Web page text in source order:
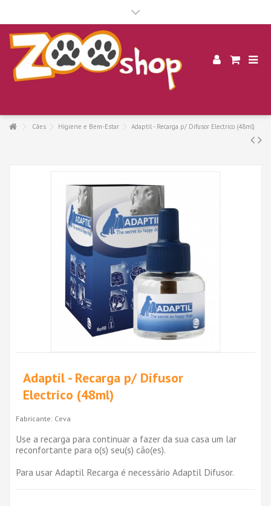
Cães Higiene e Bem-Estar Adaptil - Recarga p/ Difusor Electrico (48ml)
Adaptil - Recarga p/ Difusor
Electrico (48ml)
Fabricante: Ceva
Use a recarga para continuar a fazer da sua casa um lar
reconfortante para o(s) seu(s) cão(es).
Para usar Adaptil Recarga é necessário Adaptil Difusor.